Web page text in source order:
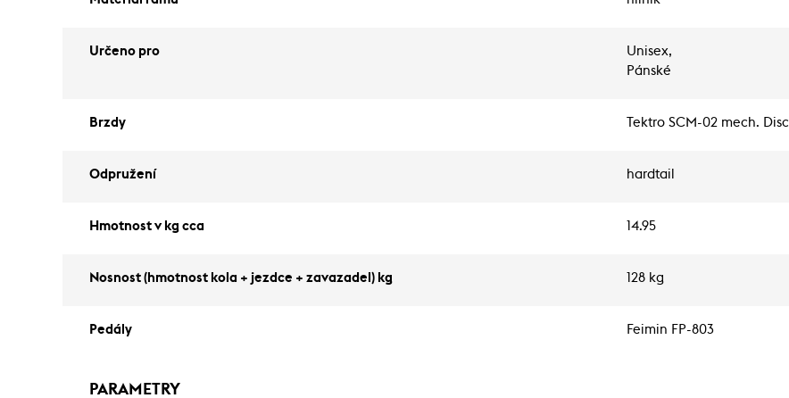
Určeno pro
Unisex,
Pánské
Brzdy Tektro SCM-02 mech. Disc
Odpružení hardtail
Hmotnost v kg cca 14.95
Nosnost (hmotnost kola + jezdce + zavazadel) kg 128 kg
Pedály Feimin FP-803
PARAMETRY